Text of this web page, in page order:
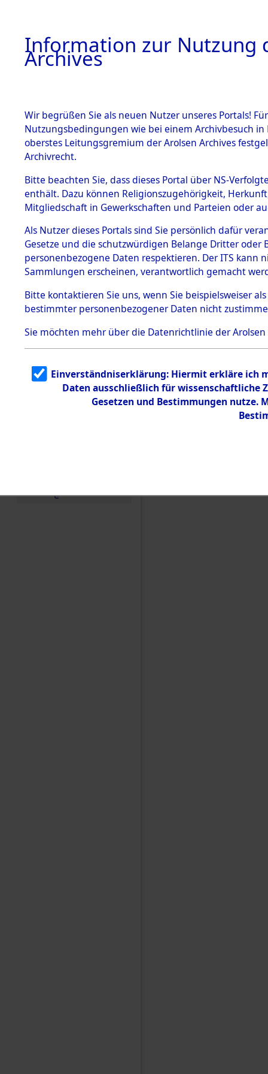
BESTÄNDE
1.
mente
5. Verschiedenes
5.3
Todesmärsche
5.3.1 Alliierte
Erhebungen
zu
Todesmärsch
en
5.3.2
g
5.3.3
Todesmärsch
e
→0065
Information zur Nutzung
Archives
Wir begrüßen Sie als neuen Nutzer unseres Portals!
Nutzungsbedingungen wie bei einem Archivbesuch
oberstes Leitungsgremium der Arolsen Archives
Archivrecht.
Bitte beachten Sie, dass dieses Portal über NS-
enthält. Dazu können Religionszugehörigkeit,
Mitgliedschaft in Gewerkschaften und Parteien oder
Als Nutzer dieses Portals sind Sie persönlich dafür
Gesetze und die schutzwürdigen Belange Dritter
personenbezogene Daten respektieren. Der ITS
Sammlungen erscheinen, verantwortlich gemacht
Bitte kontaktieren Sie uns, wenn Sie beispielsweiser
bestimmter personenbezogener Daten nicht
Sie möchten mehr über die Datenrichtlinie der Arolsen
Einverständniserklärung: Hiermit erkläre ich
Daten ausschließlich für wissenschaftliche
Gesetzen und Bestimmungen nutze.